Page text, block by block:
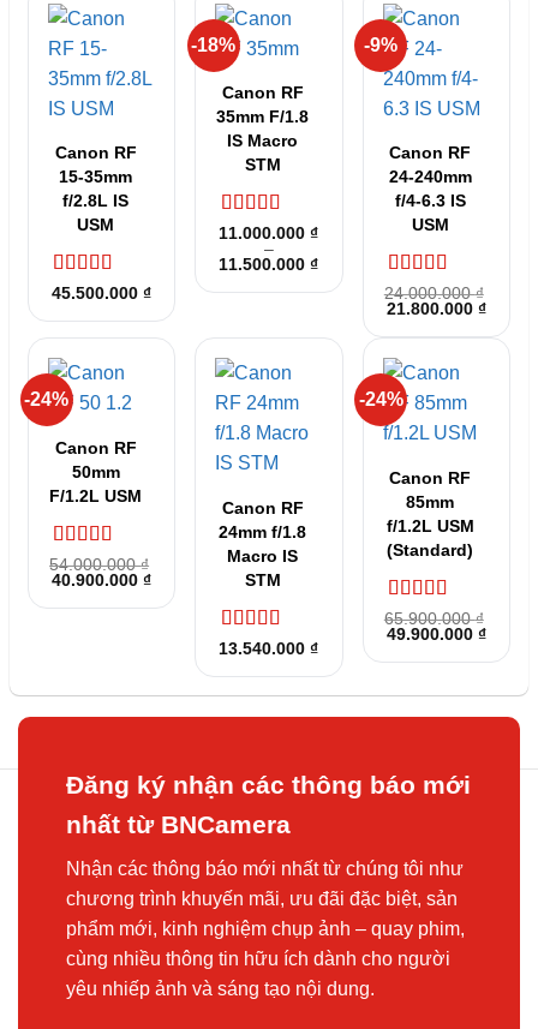
Canon RF
15-35mm
f/2.8L IS
USM
Được xếp
45.500.000₫
-18%
Canon RF
35mm F/1.8
IS Macro
STM
Được xếp
55 sao
11.000.000₫
–
11.500.000₫Khoảng
giá:
từ
11.000.000 ₫
11.500.000 ₫
-9%
Canon RF
24-240mm
f/4-6.3 IS
USM
Được xếp
hạng55 sao
24.000.000₫
Giá
là:
24.000.000 ₫.
21.800.000 ₫Giá
hiện
tại
-24%
Canon RF
50mm
F/1.2L USM
Được xếp
hạng55 sao
54.000.000₫
Giá
là:
40.900.000₫Giá
hiện
tại
40.900.000 ₫.
Canon RF
24mm f/1.8
Macro IS
STM
Được xếp
13.540.000₫
-24%
Canon RF
85mm
f/1.2L USM
(Standard)
Được xếp
hạng55 sao
65.900.000₫
Giá
là:
49.900.000 ₫Giá
hiện
tại
Đăng ký nhận các thông báo mới
nhất từ BNCamera
Nhận các thông báo mới nhất từ chúng tôi như
chương trình khuyến mãi, ưu đãi đặc biệt, sản
phẩm mới, kinh nghiệm chụp ảnh – quay phim,
cùng nhiều thông tin hữu ích dành cho người
yêu nhiếp ảnh và sáng tạo nội dung.